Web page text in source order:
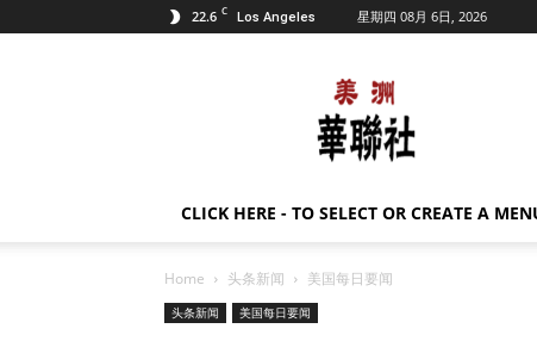
22.6 C Los Angeles 星期四 08月 6日, 2026
美
洲
华
联
CLICK HERE - TO SELECT OR CREATE A
Home 头条新闻 美国每日要闻
头条新闻 美国每日要闻